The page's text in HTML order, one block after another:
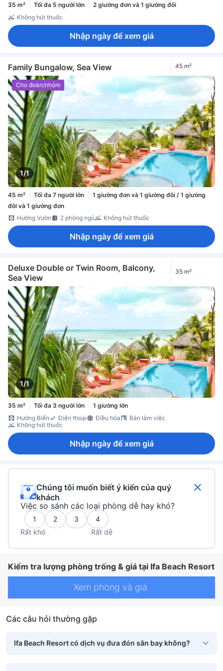
35 m² Tối đa 5 người lớn
2 giường đơn và 1 giường đôi
Không hút thuốc
Nhập ngày để xem giá
Family Bungalow, Sea View 45 m²
1/1
Cho đoàn/nhóm
45 m² Tối đa 7 người lớn
1 giường đơn và 1 giường đôi / 1 giường
đôi và 1 giường đơn
Hướng Vườn
2 phòng ngủ Không hút thuốc
Nhập ngày để xem giá
Deluxe Double or Twin Room, Balcony,
Sea View
35 m²
1/1
35 m² Tối đa 3 người lớn
1 giường lớn
Hướng Biển
Điện thoại Điều hòa
Bàn làm việc
Không hút thuốc
Nhập ngày để xem giá
Chúng tôi muốn biết ý kiến của quý
khách
Việc so sánh các loại phòng dễ hay khó?
1 2 3
4
Rất khó
Rất dễ
Kiểm tra lượng phòng trống & giá tại Ifa Beach Resort
Xem phòng và giá
Các câu hỏi thường gặp
Ifa Beach Resort có dịch vụ đưa đón sân bay không?